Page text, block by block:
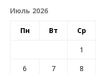
Июль 2026
Пн Вт Ср
1
6
7 8